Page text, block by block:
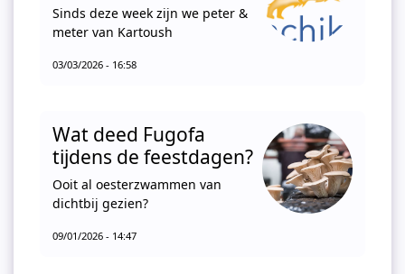
Sinds deze week zijn we peter &
meter van Kartoush
03/03/2026 - 16:58
Wat deed Fugofa
tijdens de feestdagen?
Ooit al oesterzwammen van
dichtbij gezien?
09/01/2026 - 14:47